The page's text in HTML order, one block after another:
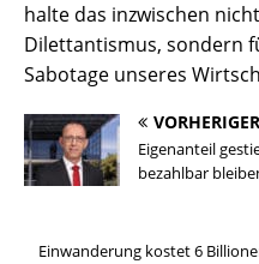
halte das inzwischen
Dilettantismus, sondern
Sabotage unseres
VORHERIGER
Eigenanteil
bezahlbar
Einwanderung kostet 6